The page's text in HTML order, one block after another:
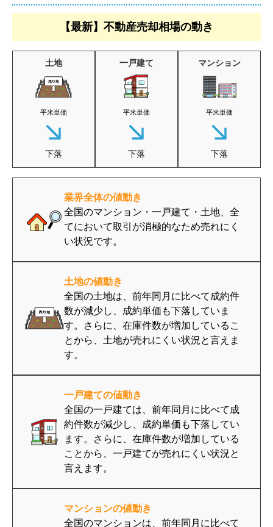
【最新】不動産売却相場の動き
土地
平米単価
下落
一戸建て
平米単価
下落
マンション
平米単価
下落
業界全体の値動き
全国のマンション・一戸建て・土地、全
てにおいて取引が消極的なため売れにく
い状況です。
土地の値動き
全国の土地は、前年同月に比べて成約件
数が減少し、成約単価も下落していま
す。さらに、在庫件数が増加しているこ
とから、土地が売れにくい状況と言えま
す。
一戸建ての値動き
全国の一戸建ては、前年同月に比べて成
約件数が減少し、成約単価も下落してい
ます。さらに、在庫件数が増加している
ことから、一戸建てが売れにくい状況と
言えます。
マンションの値動き
全国のマンションは、前年同月に比べて